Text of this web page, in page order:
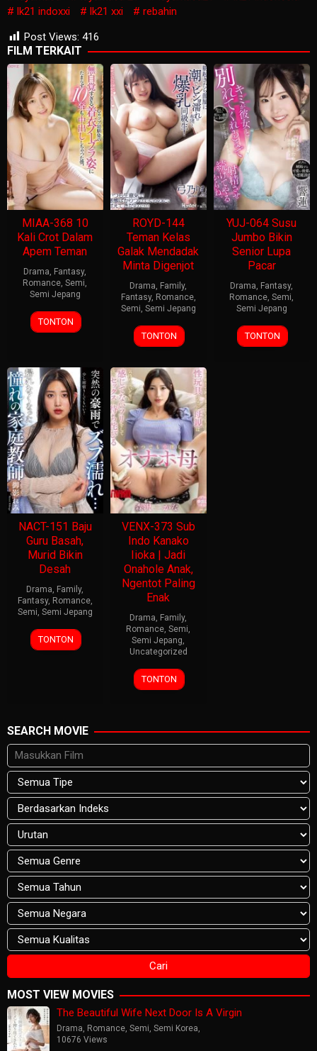
lk21 indoxxi
lk21 xxi
rebahin
Post Views: 416
FILM TERKAIT
MIAA-368 10
Kali Crot Dalam
Apem Teman
Drama, Fantasy,
Romance,Semi,
Semi Jepang
TONTON
ROYD-144
Teman Kelas
Galak Mendadak
Minta Digenjot
Drama, Family,
Fantasy, Romance,
Semi, Semi Jepang
TONTON
YUJ-064 Susu
Jumbo Bikin
Senior Lupa
Pacar
Drama, Fantasy,
Romance,Semi,
Semi Jepang
TONTON
NACT-151 Baju
Guru Basah,
Murid Bikin
Desah
Drama, Family,
Fantasy, Romance,
Semi, Semi Jepang
TONTON
VENX-373 Sub
Indo Kanako
Iioka | Jadi
Onahole Anak,
Ngentot Paling
Enak
Drama, Family,
Romance,Semi,
Semi Jepang,
Uncategorized
TONTON
SEARCH MOVIE
MOST VIEW MOVIES
The Beautiful Wife Next Door Is A Virgin
Drama, Romance, Semi, Semi Korea,
10676 Views